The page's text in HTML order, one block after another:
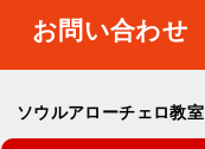
お問い合わせ
ソウルアローチェロ教室